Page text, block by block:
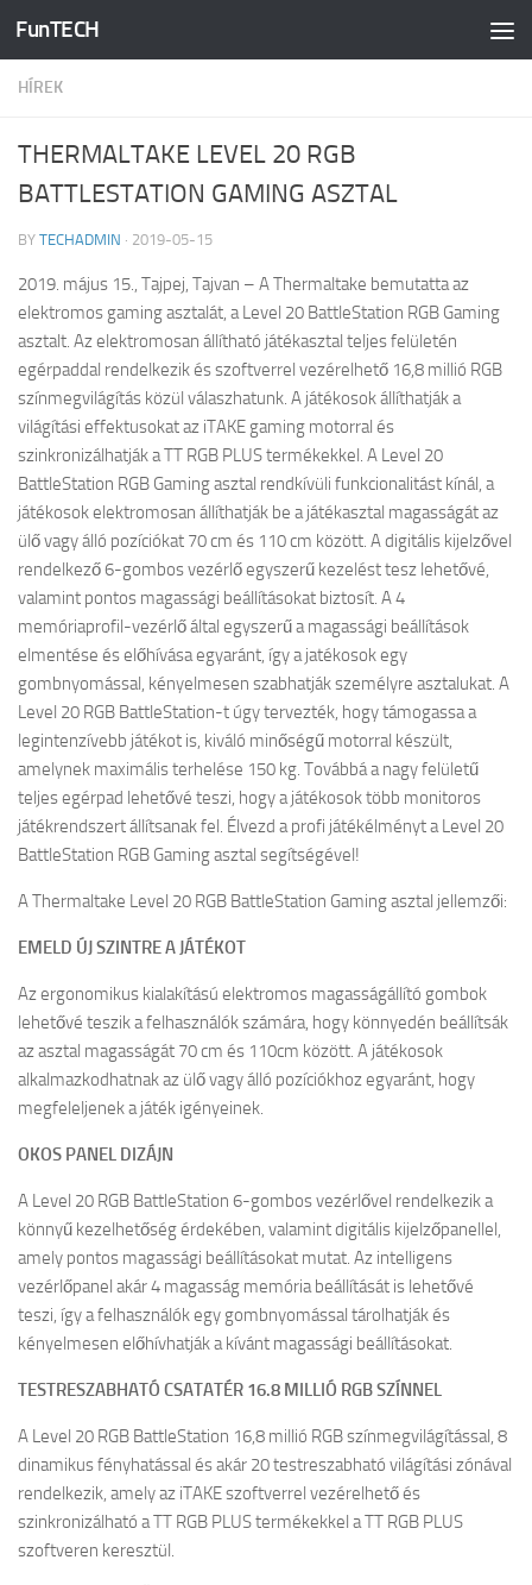
Skip to content
FunTECH
HÍREK
THERMALTAKE LEVEL 20 RGB
BATTLESTATION GAMING ASZTAL
BY TECHADMIN · 2019-05-15
2019. május 15., Tajpej, Tajvan – A Thermaltake bemutatta az
elektromos gaming asztalát, a Level 20 BattleStation RGB Gaming
asztalt. Az elektromosan állítható játékasztal teljes felületén
egérpaddal rendelkezik és szoftverrel vezérelhető 16,8 millió RGB
színmegvilágítás közül válaszhatunk. A játékosok állíthatják a
világítási effektusokat az iTAKE gaming motorral és
szinkronizálhatják a TT RGB PLUS termékekkel. A Level 20
BattleStation RGB Gaming asztal rendkívüli funkcionalitást kínál, a
játékosok elektromosan állíthatják be a játékasztal magasságát az
ülő vagy álló pozíciókat 70 cm és 110 cm között. A digitális kijelzővel
rendelkező 6-gombos vezérlő egyszerű kezelést tesz lehetővé,
valamint pontos magassági beállításokat biztosít. A 4
memóriaprofil-vezérlő által egyszerű a magassági beállítások
elmentése és előhívása egyaránt, így a jatékosok egy
gombnyomással, kényelmesen szabhatják személyre asztalukat. A
Level 20 RGB BattleStation-t úgy tervezték, hogy támogassa a
legintenzívebb játékot is, kiváló minőségű motorral készült,
amelynek maximális terhelése 150 kg. Továbbá a nagy felületű
teljes egérpad lehetővé teszi, hogy a játékosok több monitoros
játékrendszert állítsanak fel. Élvezd a profi játékélményt a Level 20
BattleStation RGB Gaming asztal segítségével!
A Thermaltake Level 20 RGB BattleStation Gaming asztal jellemzői:
EMELD ÚJ SZINTRE A JÁTÉKOT
Az ergonomikus kialakítású elektromos magasságállító gombok
lehetővé teszik a felhasználók számára, hogy könnyedén beállítsák
az asztal magasságát 70 cm és 110cm között. A játékosok
alkalmazkodhatnak az ülő vagy álló pozíciókhoz egyaránt, hogy
megfeleljenek a játék igényeinek.
OKOS PANEL DIZÁJN
A Level 20 RGB BattleStation 6-gombos vezérlővel rendelkezik a
könnyű kezelhetőség érdekében, valamint digitális kijelzőpanellel,
amely pontos magassági beállításokat mutat. Az intelligens
vezérlőpanel akár 4 magasság memória beállítását is lehetővé
teszi, így a felhasználók egy gombnyomással tárolhatják és
kényelmesen előhívhatják a kívánt magassági beállításokat.
TESTRESZABHATÓ CSATATÉR 16.8 MILLIÓ RGB SZÍNNEL
A Level 20 RGB BattleStation 16,8 millió RGB színmegvilágítással, 8
dinamikus fényhatással és akár 20 testreszabható világítási zónával
rendelkezik, amely az iTAKE szoftverrel vezérelhető és
szinkronizálható a TT RGB PLUS termékekkel a TT RGB PLUS
szoftveren keresztül.